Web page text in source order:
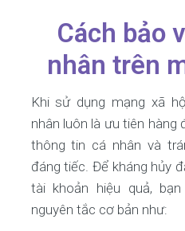
Cách bảo
nhân trên
Khi sử dụng mạng xã
nhân luôn là ưu tiên
thông tin cá nhân và
đáng tiếc. Để kháng hủy
tài khoản hiệu quả,
nguyên tắc cơ bản như: